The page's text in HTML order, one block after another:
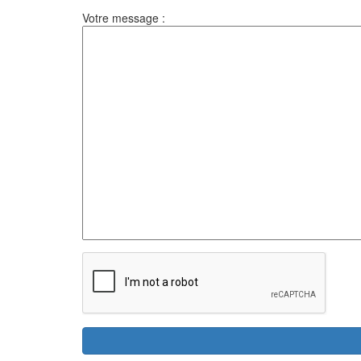
Votre message :